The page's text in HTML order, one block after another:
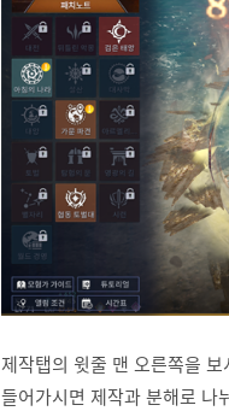
제작탭의 윗줄 맨 오른쪽을
들어가시면 제작과 분해로 나